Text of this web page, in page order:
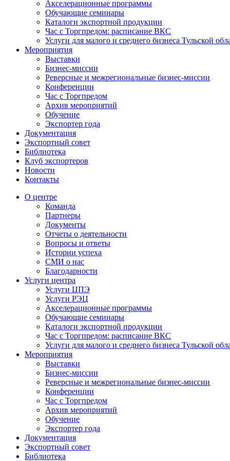
Акселерационные программы
Обучающие семинары
Каталоги экспортной продукции
Час с Торгпредом: расписание ВКС
Услуги для малого и среднего бизнеса Тульской
Мероприятия
Выставки
Бизнес-миссии
Реверсные и межрегиональные бизнес-миссии
Конференции
Час с Торгпредом
Архив мероприятий
Обучение
Экспортер года
Документация
Экспортный совет
Библиотека
Клуб экспортеров
Новости
Контакты
О центре
Команда
Партнеры
Документы
Отчеты о деятельности
Вопросы и ответы
Истории успеха
СМИ о нас
Благодарности
Услуги центра
Услуги ЦПЭ
Услуги РЭЦ
Акселерационные программы
Обучающие семинары
Каталоги экспортной продукции
Час с Торгпредом: расписание ВКС
Услуги для малого и среднего бизнеса Тульской
Мероприятия
Выставки
Бизнес-миссии
Реверсные и межрегиональные бизнес-миссии
Конференции
Час с Торгпредом
Архив мероприятий
Обучение
Экспортер года
Документация
Экспортный совет
Библиотека